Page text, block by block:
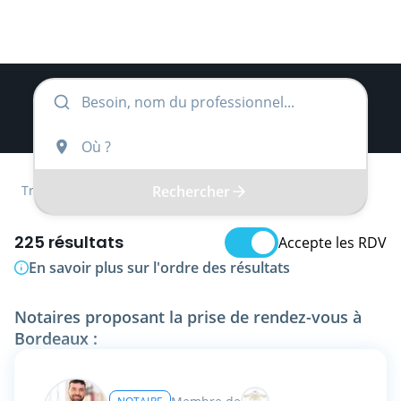
Rechercher
Trouver Nouvelle-Aquitaine Gironde
225 résultats
Accepte les RDV
En savoir plus sur l'ordre des résultats
Notaires proposant la prise de rendez-vous à
Bordeaux :